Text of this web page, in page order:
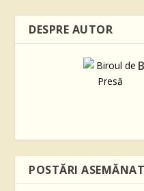
DESPRE AUTOR
POSTĂRI